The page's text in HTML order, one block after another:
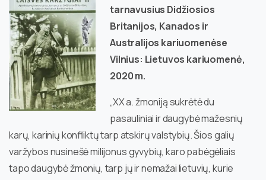
tarnavusius Didžiosios
Britanijos, Kanados ir
Australijos kariuomenėse
Vilnius: Lietuvos kariuomenė,
2020 m.
„XX a. žmoniją sukrėtė du
pasauliniai ir daugybė mažesnių
karų, karinių konfliktų tarp atskirų valstybių. Šios galių
varžybos nusinešė milijonus gyvybių, karo pabėgėliais
tapo daugybė žmonių, tarp jų ir nemažai lietuvių, kurie